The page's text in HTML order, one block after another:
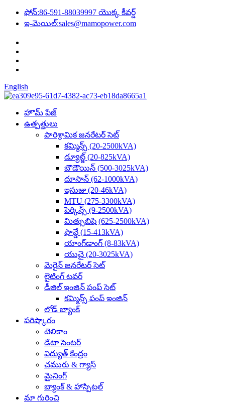
ఫోన్:86-591-88039997 యొక్క కీవర్డ్
ఇ-మెయిల్:sales@mamopower.com
English
హొమ్ పేజ్
ఉత్పత్తులు
పారిశ్రామిక జనరేటర్ సెట్
కమ్మిన్స్ (20-2500kVA)
డ్యూట్జ్ (20-825kVA)
బౌడౌయిన్ (500-3025kVA)
దూసాన్ (62-1000kVA)
ఇసుజు (20-46kVA)
MTU (275-3300kVA)
పెర్కిన్స్ (9-2500kVA)
మిత్సుబిషి (625-2500kVA)
ఫావ్డే (15-413kVA)
యాంగ్‌డాంగ్ (8-83kVA)
యుచై (20-3025kVA)
మెరైన్ జనరేటర్ సెట్
లైటింగ్ టవర్
డీజిల్ ఇంజిన్ పంప్ సెట్
కమ్మిన్స్ పంప్ ఇంజిన్
లోడ్ బ్యాంక్
పరిష్కారం
టెలికాం
డేటా సెంటర్
విద్యుత్ కేంద్రం
చమురు & గ్యాస్
మైనింగ్
బ్యాంక్ & హాస్పిటల్
మా గురించి